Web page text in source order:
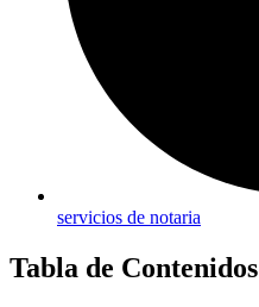
servicios de notaria
Tabla de Contenidos